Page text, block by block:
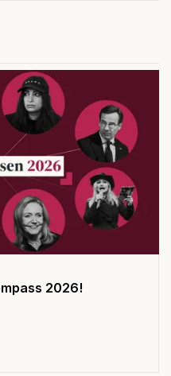
2026!